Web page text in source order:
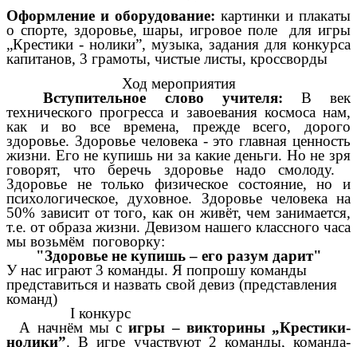
Оформление и оборудование: картинки и плакаты
о спорте, здоровье, шары, игровое поле для игры
„Крестики - нолики”, музыка, задания для конкурса
капитанов, 3 грамоты, чистые листы, кроссворды
Ход мероприятия
Вступительное слово учителя: В век
технического прогресса и завоевания космоса нам,
как и во все времена, прежде всего, дорого
здоровье. Здоровье человека - это главная ценность
жизни. Его не купишь ни за какие деньги. Но не зря
говорят, что беречь здоровье надо смолоду.
Здоровье не только физическое состояние, но и
психологическое, духовное. Здоровье человека на
50% зависит от того, как он живёт, чем занимается,
т.е. от образа жизни. Девизом нашего классного часа
мы возьмём поговорку:
"Здоровье не купишь – его разум дарит"
У нас играют 3 команды. Я попрошу команды
представиться и назвать свой девиз (представления
команд)
І конкурс
А начнём мы сигры – викторины „Крестики-
нолики”. В игре участвуют 2 команды, команда-